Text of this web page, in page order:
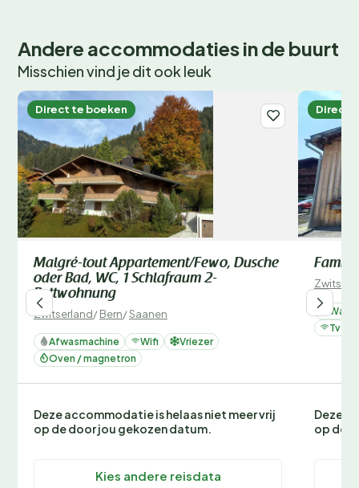
Andere accommodaties in de buurt
Misschien vind je dit ook leuk
Direct te boeken
Malgré-tout Appartement/Fewo, Dusche
oder Bad, WC, 1 Schlafraum 2-
Bettwohnung
Zwitserland/Bern/Saanen
Afwasmachine Wifi
Vriezer
Oven / magnetron
Deze accommodatie is helaas niet meer vrij
op de door jou gekozen datum.
Kies andere reisdata
Direct
Tv
Deze
op de